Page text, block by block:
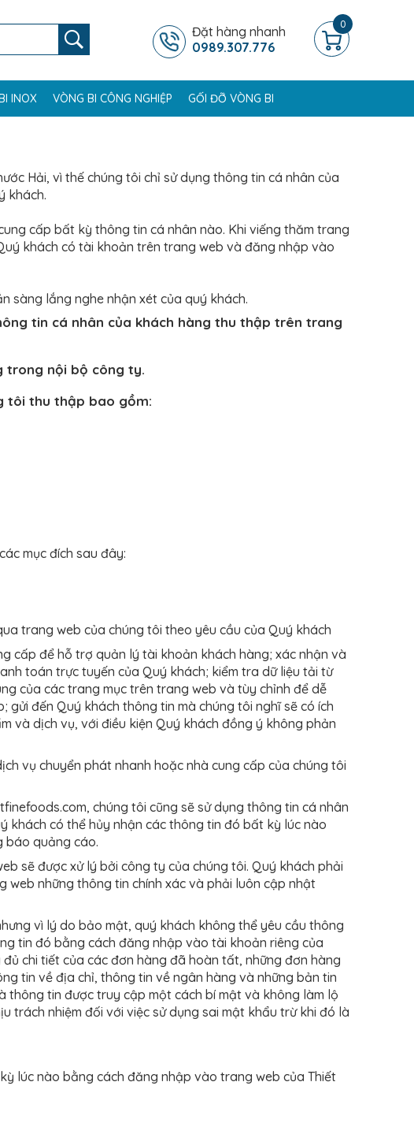
Đặt hàng nhanh
0989.307.776
0
INOX VÒNG BI CÔNG NGHIỆP GỐI ĐỠ VÒNG BI
Hải, vì thế chúng tôi chỉ sử dụng thông tin cá nhân của
khách.
cấp bất kỳ thông tin cá nhân nào. Khi viếng thăm trang
khách có tài khoản trên trang web và đăng nhập vào
sàng lắng nghe nhận xét của quý khách.
tin cá nhân của khách hàng thu thập trên trang
trong nội bộ công ty.
tôi thu thập bao gồm:
mục đích sau đây:
trang web của chúng tôi theo yêu cầu của Quý khách
cấp để hỗ trợ quản lý tài khoản khách hàng; xác nhận và
toán trực tuyến của Quý khách; kiểm tra dữ liệu tải từ
của các trang mục trên trang web và tùy chỉnh để dễ
đến Quý khách thông tin mà chúng tôi nghĩ sẽ có ích
và dịch vụ, với điều kiện Quý khách đồng ý không phản
vụ chuyển phát nhanh hoặc nhà cung cấp của chúng tôi
chúng tôi cũng sẽ sử dụng thông tin cá nhân
khách có thể hủy nhận các thông tin đó bất kỳ lúc nào
báo quảng cáo.
sẽ được xử lý bởi công ty của chúng tôi. Quý khách phải
những thông tin chính xác và phải luôn cập nhật
vì lý do bảo mật, quý khách không thể yêu cầu thông
tin đó bằng cách đăng nhập vào tài khoản riêng của
chi tiết của các đơn hàng đã hoàn tất, những đơn hàng
tin về địa chỉ, thông tin về ngân hàng và những bản tin
thông tin được truy cập một cách bí mật và không làm lộ
trách nhiệm đối với việc sử dụng sai mật khẩu trừ khi đó là
lúc nào bằng cách đăng nhập vào trang web của Thiết